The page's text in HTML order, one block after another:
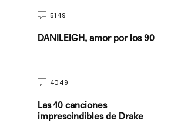
5149
DANILEIGH, amor por los 90
4049
Las 10 canciones
imprescindibles de Drake